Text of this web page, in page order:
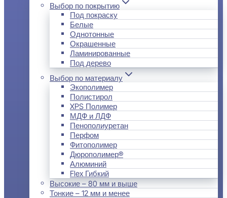
Выбор по покрытию
Под покраску
Белые
Однотонные
Окрашенные
Ламинированные
Под дерево
Выбор по материалу
Экополимер
Полистирол
XPS Полимер
МДФ и ЛДФ
Пенополиуретан
Перфом
Фитополимер
Дюрополимер®
Алюминий
Flex Гибкий
Высокие – 80 мм и выше
Тонкие – 12 мм и менее